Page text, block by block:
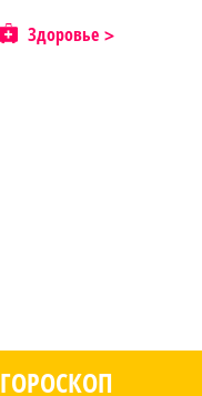
Здоровье
ГОРОСКОП